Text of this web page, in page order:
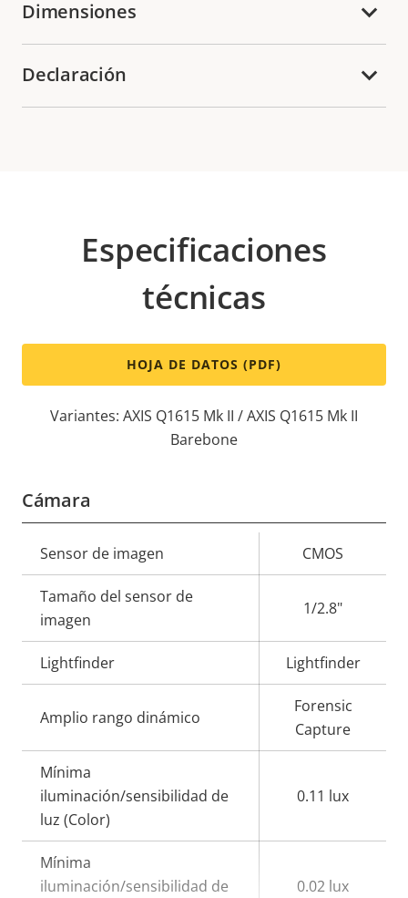
Dimensiones
Declaración
Especificaciones
técnicas
HOJA DE DATOS (PDF)
Variantes: AXIS Q1615 Mk II / AXIS Q1615 Mk II
Barebone
Cámara
Descripción
de
propiedad
la
propiedad
Sensor de imagen CMOS
Tamaño del sensor de
imagen
1/2.8"
Lightfinder Lightfinder
Amplio rango dinámico
Forensic
Capture
Mínima
iluminación/sensibilidad de
luz (Color)
0.11 lux
Mínima
iluminación/sensibilidad de
0.02 lux